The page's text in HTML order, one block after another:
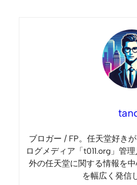
ブロガー / FP。任天堂好き
ログメディア「t011.org」管
外の任天堂に関する情報を
を幅広く発信